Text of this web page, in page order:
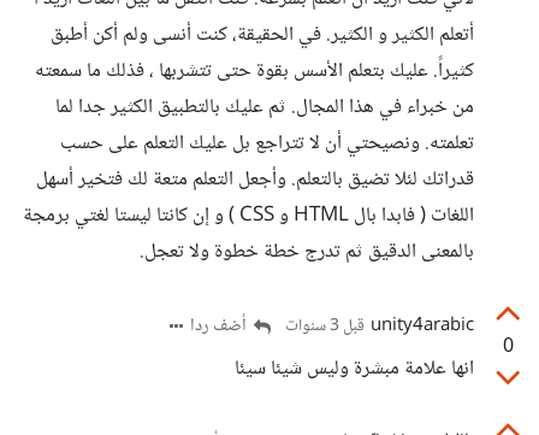
أتعلم الكثير و الكثير. في الحقيقة، كنت أنسى ولم أكن أطبق
كثيراً. عليك بتعلم الأسس بقوة حتى تتشربها ، فذلك ما سمعته
من خبراء في هذا المجال. ثم عليك بالتطبيق الكثير جدا لما
تعلمته. ونصيحتي أن لا تتراجع بل عليك التعلم على حسب
قدراتك لئلا تضيق بالتعلم. وأجعل التعلم متعة لك فتخير أسهل
اللغات ( فابدا بال HTML و CSS ) و إن كانتا ليستا لغتي برمجة
بالمعنى الدقيق ثم تدرج خطة خطوة ولا تعجل.
0
unity4arabic قبل 3 سنوات أضف ردا
انها علامة مبشرة وليس شيئا سيئا